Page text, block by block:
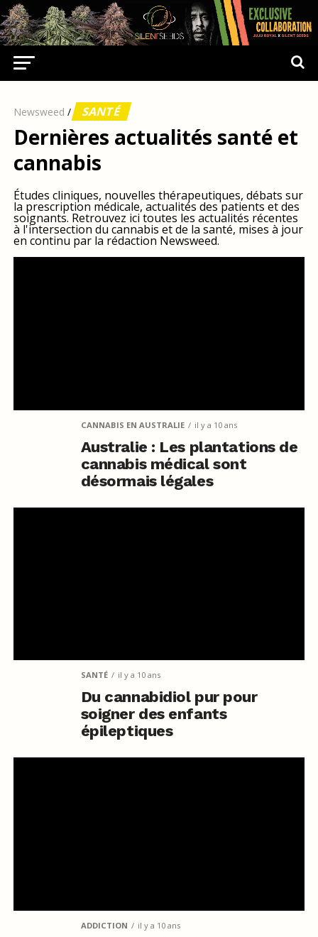
Newsweed / SANTÉ
Dernières actualités santé et
cannabis
Études cliniques, nouvelles thérapeutiques, débats sur
la prescription médicale, actualités des patients et des
soignants. Retrouvez ici toutes les actualités récentes
à l'intersection du cannabis et de la santé, mises à jour
en continu par la rédaction Newsweed.
CANNABIS EN AUSTRALIE il y a 10 ans
Australie : Les plantations de
cannabis médical sont
désormais légales
SANTÉ il y a 10 ans
Du cannabidiol pur pour
soigner des enfants
épileptiques
ADDICTION il y a 10 ans